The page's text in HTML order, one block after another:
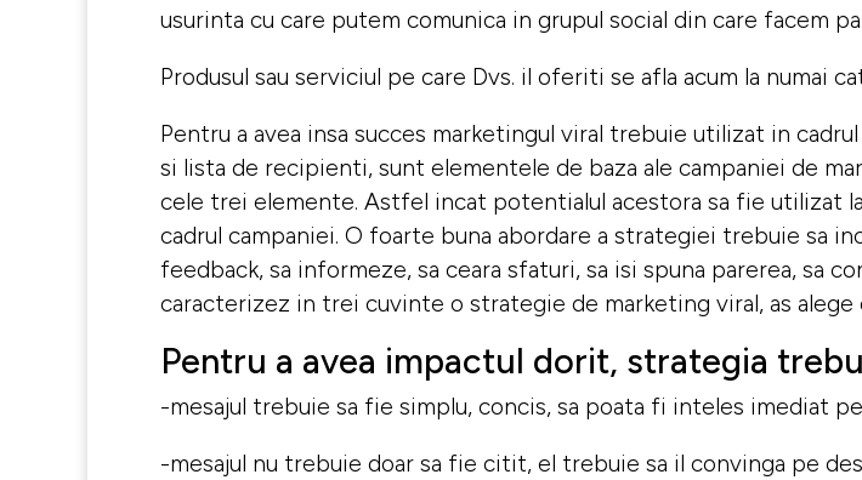
usurinta cu care putem comunica in grupul social din care facem
Produsul sau serviciul pe care Dvs. il oferiti se afla acum la numai
Pentru a avea insa succes marketingul viral trebuie utilizat in
si lista de recipienti, sunt elementele de baza ale campaniei de
cele trei elemente. Astfel incat potentialul acestora sa fie utilizat
cadrul campaniei. O foarte buna abordare a strategiei trebuie sa
feedback, sa informeze, sa ceara sfaturi, sa isi spuna parerea, sa
caracterizez in trei cuvinte o strategie de marketing viral, as
Pentru a avea impactul dorit, strategia
-mesajul trebuie sa fie simplu, concis, sa poata fi inteles imediat
-mesajul nu trebuie doar sa fie citit, el trebuie sa il convinga pe